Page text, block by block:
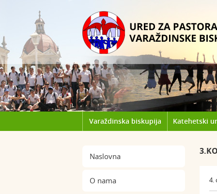
Varaždinska biskupija Katehetski
Naslovna
O nama 4.